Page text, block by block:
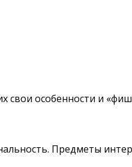
свои особенности и
Предметы